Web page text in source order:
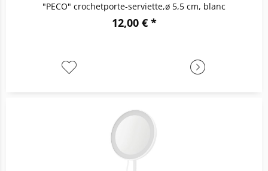
"PECO" crochetporte-serviette,ø 5,5 cm, blanc
12,00 € *